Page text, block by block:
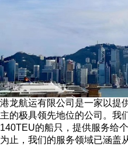
港龙航运有限公司是一家以提
主的极具领先地位的公司。我
140TEU的船只，提供服务给
为止，我们的服务领域已涵盖